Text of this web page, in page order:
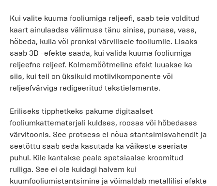
Kui valite kuuma fooliumiga reljeefi, saab teie volditud
kaart ainulaadse välimuse tänu sinise, punase, vase,
hõbeda, kulla või pronksi värvilisele fooliumile. Lisaks
saab 3D -efekte saada, kui valida kuuma fooliumiga
reljeefne reljeef. Kolmemõõtmeline efekt luuakse ka
siis, kui teil on üksikuid motiivikomponente või
reljeefvärviga redigeeritud tekstielemente.
Eriliseks tipphetkeks pakume digitaalset
fooliumkattematerjali kuldses, roosas või hõbedases
värvitoonis. See protsess ei nõua stantsimisvahendit ja
seetõttu saab seda kasutada ka väikeste seeriate
puhul. Kile kantakse peale spetsiaalse kroomitud
rulliga. See ei ole kuidagi halvem kui
kuumfooliumistantsimine ja võimaldab metallilisi efekte